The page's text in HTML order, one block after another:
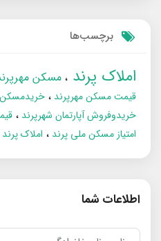
برچسب‌ها
املاک پرند مسکن
قیمت مسکن مهرپرند
خریدمسکن
خریدوفروش آپارتمان شهرپرند
امتیاز مسکن ملی پرند
املاک پرند
اطلاعات شما